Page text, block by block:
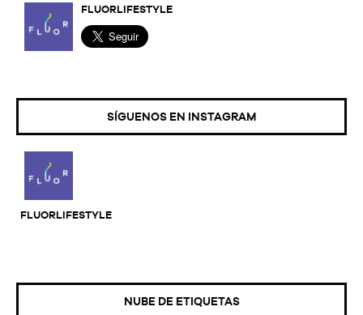
FLUORLIFESTYLE
SÍGUENOS EN INSTAGRAM
FLUORLIFESTYLE
NUBE DE ETIQUETAS